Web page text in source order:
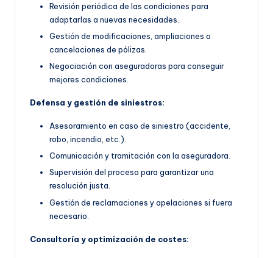
Revisión periódica de las condiciones para
adaptarlas a nuevas necesidades.
Gestión de modificaciones, ampliaciones o
cancelaciones de pólizas.
Negociación con aseguradoras para conseguir
mejores condiciones.
Defensa y gestión de siniestros:
Asesoramiento en caso de siniestro (accidente,
robo, incendio, etc.).
Comunicación y tramitación con la aseguradora.
Supervisión del proceso para garantizar una
resolución justa.
Gestión de reclamaciones y apelaciones si fuera
necesario.
Consultoría y optimización de costes: